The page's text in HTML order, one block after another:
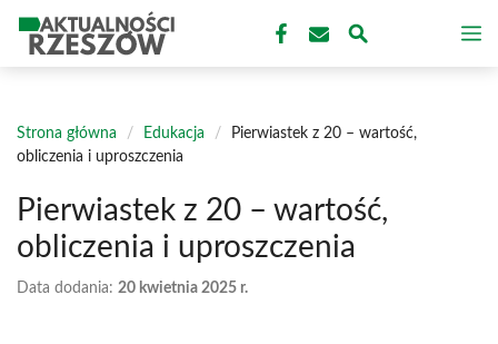
treści
Strona główna / Edukacja /
Pierwiastek z 20 – wartość,
obliczenia i uproszczenia
Pierwiastek z 20 – wartość,
obliczenia i uproszczenia
Data dodania: 20 kwietnia 2025 r.